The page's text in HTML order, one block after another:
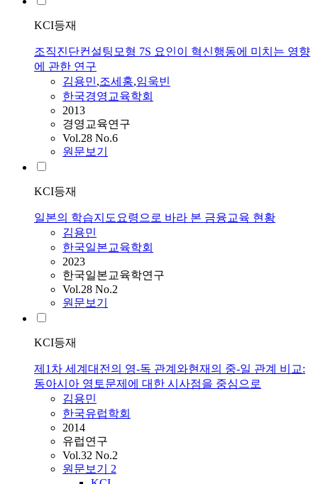
KCI등재
조직진단컨설팅모형 7S 요인이 혁신행동에 미치는 영향
에 관한 연구
김용민,조세홍,임욱빈
한국경영교육학회
2013
경영교육연구
Vol.28 No.6
원문보기
KCI등재
일본의 학습지도요령으로 바라 본 금융교육 현황
김용민
한국일본교육학회
2023
한국일본교육학연구
Vol.28 No.2
원문보기
KCI등재
제1차 세계대전의 영-독 관계와현재의 중-일 관계 비교:
동아시아 영토문제에 대한 시사점을 중심으로
김용민
한국유럽학회
2014
유럽연구
Vol.32 No.2
원문보기 2